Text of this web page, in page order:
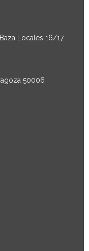
Locales 16/17.
50006